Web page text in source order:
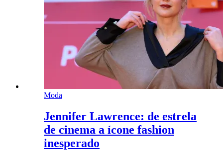
Moda
Jennifer Lawrence: de estrela
de cinema a ícone fashion
inesperado